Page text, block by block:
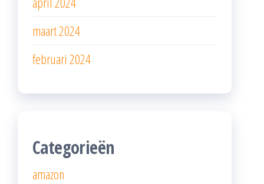
maart 2024
februari 2024
Categorieën
amazon